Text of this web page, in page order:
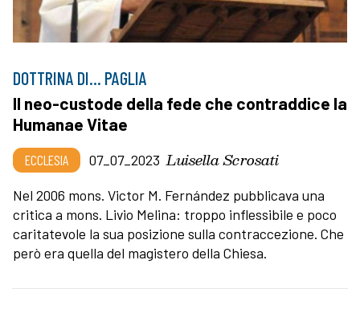
DOTTRINA DI... PAGLIA
Il neo-custode della fede che contraddice la
Humanae Vitae
ECCLESIA 07_07_2023 Luisella Scrosati
Nel 2006 mons. Victor M. Fernández pubblicava una
critica a mons. Livio Melina: troppo inflessibile e poco
caritatevole la sua posizione sulla contraccezione. Che
però era quella del magistero della Chiesa.